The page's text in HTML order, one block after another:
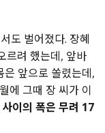
도 벌어졌다. 장혜
르려 했는데, 앞바
은 앞으로 쏠렸는데,
월에 그때 장 씨가 이
이의 폭은 무려 17